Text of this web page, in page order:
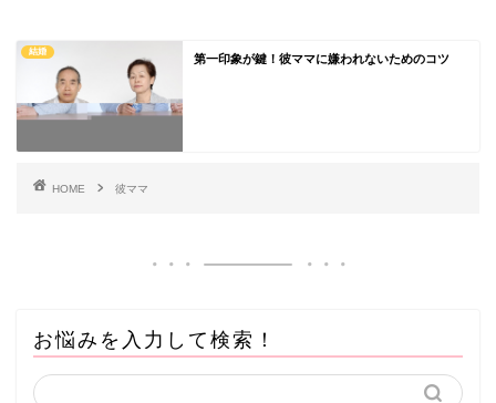
結婚
第一印象が鍵！彼ママに嫌われないためのコツ
HOME 彼ママ
お悩みを入力して検索！